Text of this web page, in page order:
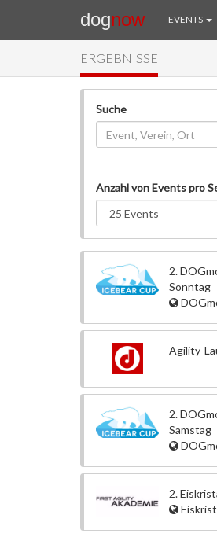
dognow EVENTS
ERGEBNISSE
Suche
Anzahl von Events pro
2.
Sonntag
Agility-
2.
Samstag
2.